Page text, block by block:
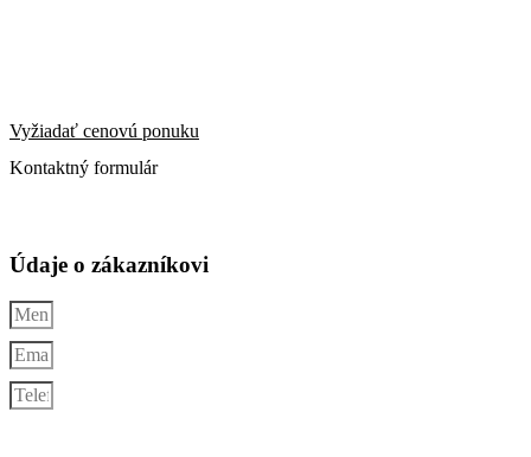
Vyžiadať cenovú ponuku
Kontaktný formulár
Údaje o zákazníkovi